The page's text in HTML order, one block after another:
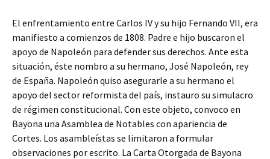
El enfrentamiento entre Carlos IV y su hijo Fernando VII, era
manifiesto a comienzos de 1808. Padre e hijo buscaron el
apoyo de Napoleón para defender sus derechos. Ante esta
situación, éste nombro a su hermano, José Napoleón, rey
de España. Napoleón quiso asegurarle a su hermano el
apoyo del sector reformista del país, instauro su simulacro
de régimen constitucional. Con este objeto, convoco en
Bayona una Asamblea de Notables con apariencia de
Cortes. Los asambleístas se limitaron a formular
observaciones por escrito. La Carta Otorgada de Bayona